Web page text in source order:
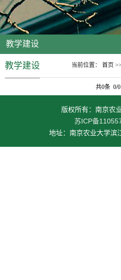
教学建设
当前位置： 首页 >>
教学建设
共0条 0/0
版权所有：南京农
苏ICP备
地址：南京农业大学滨